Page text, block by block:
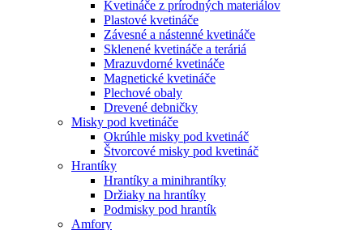
Kvetináče z prírodných materiálov
Plastové kvetináče
Závesné a nástenné kvetináče
Sklenené kvetináče a teráriá
Mrazuvdorné kvetináče
Magnetické kvetináče
Plechové obaly
Drevené debničky
Misky pod kvetináče
Okrúhle misky pod kvetináč
Štvorcové misky pod kvetináč
Hrantíky
Hrantíky a minihrantíky
Držiaky na hrantíky
Podmisky pod hrantík
Amfory